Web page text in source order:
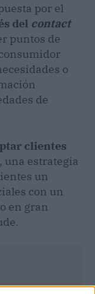
por el
del contact
puntos de
o
de
clientes
una estrategia
un
con un
en gran